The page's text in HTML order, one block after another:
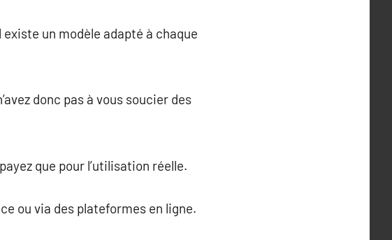
un modèle adapté à chaque
donc pas à vous soucier des
que pour l’utilisation réelle.
ou via des plateformes en ligne.